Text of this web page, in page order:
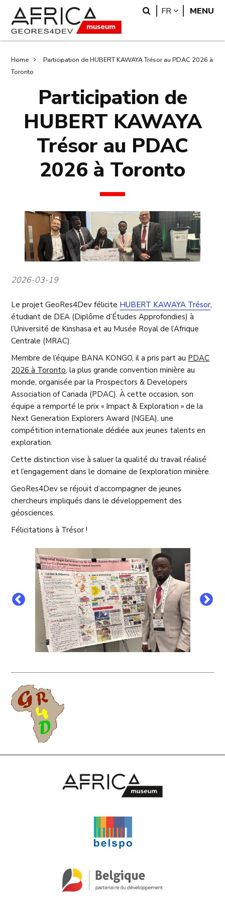
main
content
search
Search
FR LANGUAGE
MENU
Breadcrumb
Home
Participation de HUBERT KAWAYA Trésor au PDAC 2026 à
Toronto
Participation de
HUBERT KAWAYA
Trésor au PDAC
2026 à Toronto
2026-03-19
Le projet GeoRes4Dev félicite HUBERT KAWAYA Trésor,
étudiant de DEA (Diplôme d’Études Approfondies) à
l’Université de Kinshasa et au Musée Royal de l’Afrique
Centrale (MRAC).
Membre de l’équipe BANA KONGO, il a pris part au PDAC
2026 à Toronto, la plus grande convention minière au
monde, organisée par la Prospectors & Developers
Association of Canada (PDAC). À cette occasion, son
équipe a remporté le prix « Impact & Exploration » de la
Next Generation Explorers Award (NGEA), une
compétition internationale dédiée aux jeunes talents en
exploration.
Cette distinction vise à saluer la qualité du travail réalisé
et l’engagement dans le domaine de l’exploration minière.
GeoRes4Dev se réjouit d’accompagner de jeunes
chercheurs impliqués dans le développement des
géosciences.
Félicitations à Trésor !